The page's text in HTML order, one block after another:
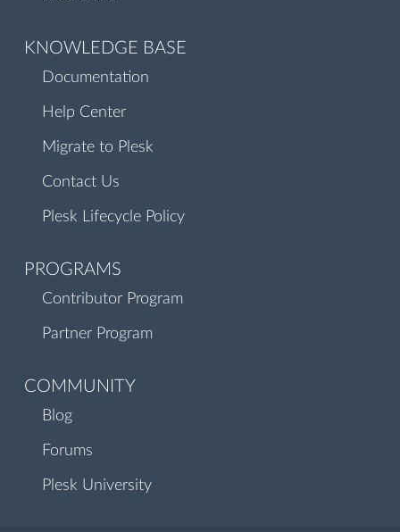
KNOWLEDGE BASE
Documentation
Help Center
Migrate to Plesk
Contact Us
Plesk Lifecycle Policy
PROGRAMS
Contributor Program
Partner Program
COMMUNITY
Blog
Forums
Plesk University